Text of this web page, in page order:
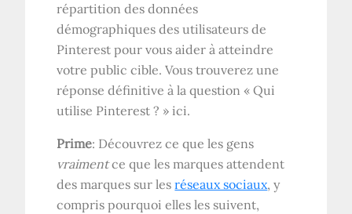
répartition des données
démographiques des utilisateurs de
Pinterest pour vous aider à atteindre
votre public cible. Vous trouverez une
réponse définitive à la question « Qui
utilise Pinterest ? » ici.
Prime: Découvrez ce que les gens
vraimentce que les marques attendent
des marques sur lesréseaux sociaux, y
compris pourquoi elles les suivent,